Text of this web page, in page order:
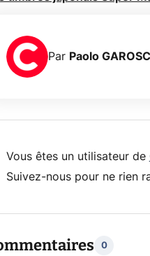
Par Paolo
Vous êtes un utilisateur de
Suivez-nous pour ne rien
0